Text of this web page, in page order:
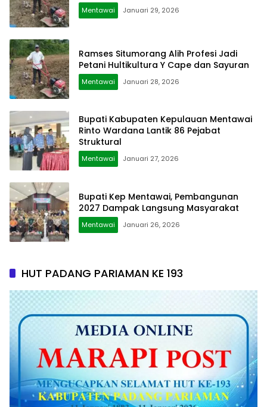
Mentawai Januari 29, 2026
Ramses Situmorang Alih Profesi Jadi
Petani Hultikultura Y Cape dan Sayuran
Mentawai Januari 28, 2026
Bupati Kabupaten Kepulauan Mentawai
Rinto Wardana Lantik 86 Pejabat
Struktural
Mentawai Januari 27, 2026
Bupati Kep Mentawai, Pembangunan
2027 Dampak Langsung Masyarakat
Mentawai Januari 26, 2026
HUT PADANG PARIAMAN KE 193